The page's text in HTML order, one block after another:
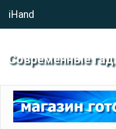
iHand
Современные